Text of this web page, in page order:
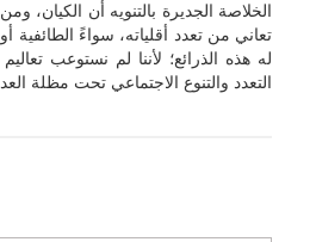
الخلاصة الجديرة بالتنويه أن الكيان،
تعاني من تعدد أقلياته، سواءً الطائفية
له هذه الذرائع؛ لأننا لم نستوعب
التعدد والتنوع الاجتماعي تحت مظلة